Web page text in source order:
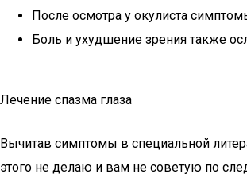
После осмотра у окулиста
Боль и ухудшение зрения также
Лечение спазма глаза
Вычитав симптомы в специальной
этого не делаю и вам не советую по